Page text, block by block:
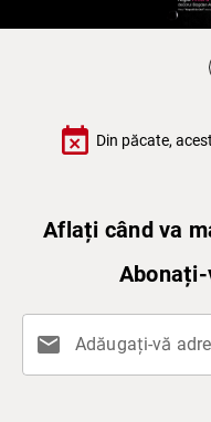
event_busy Din păcate,
Aflați când va
mail Adăugați-vă